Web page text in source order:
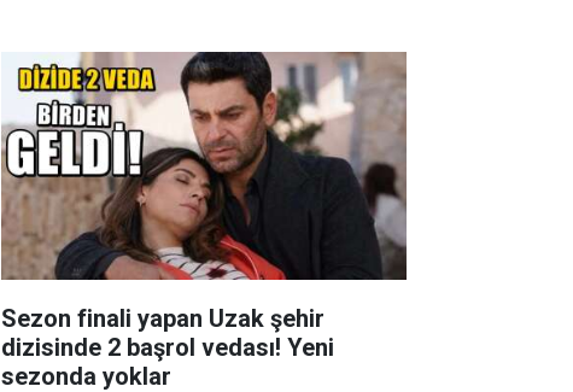
Sezon finali yapan Uzak şehir
dizisinde 2 başrol vedası! Yeni
sezonda yoklar